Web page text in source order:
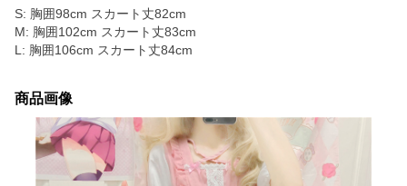
S: 胸囲98cm スカート丈82cm
M: 胸囲102cm スカート丈83cm
L: 胸囲106cm スカート丈84cm
商品画像